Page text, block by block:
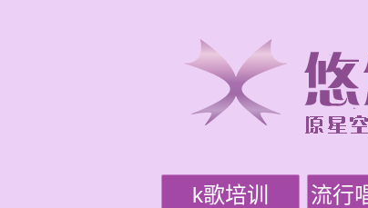
k歌培训 流行